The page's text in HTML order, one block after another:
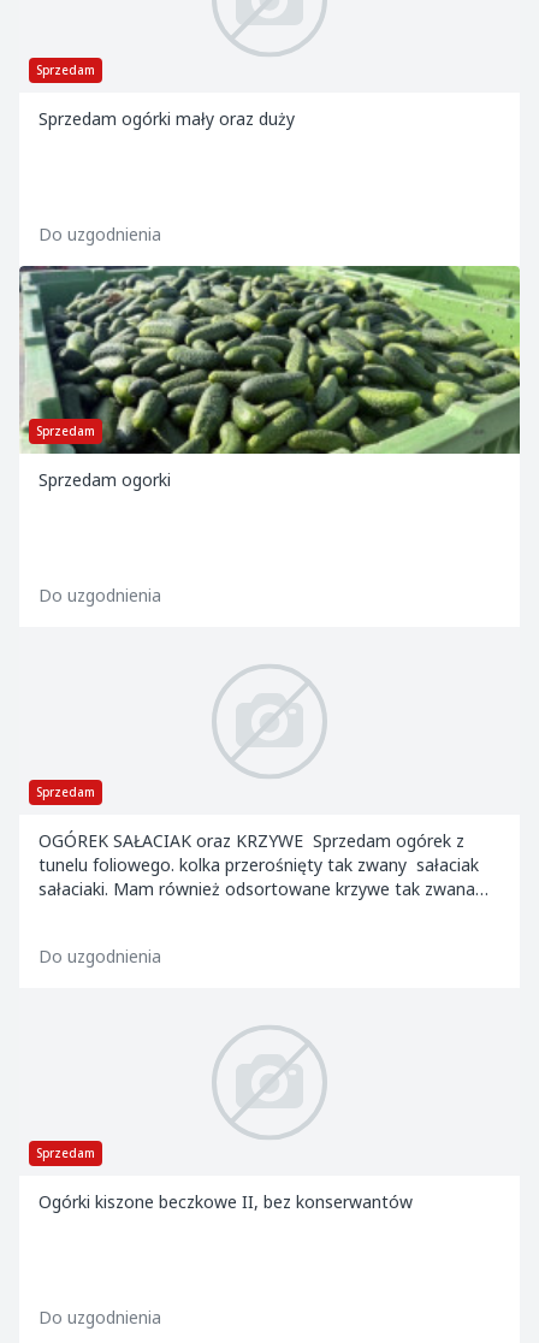
Sprzedam
Sprzedam ogórki mały oraz duży
Do uzgodnienia
Sprzedam
Sprzedam ogorki
Do uzgodnienia
Sprzedam
OGÓREK SAŁACIAK oraz KRZYWE Sprzedam ogórek z
tunelu foliowego. kolka przerośnięty tak zwany sałaciak
sałaciaki. Mam również odsortowane krzywe tak zwana
Do uzgodnienia
Sprzedam
Ogórki kiszone beczkowe II, bez konserwantów
Do uzgodnienia